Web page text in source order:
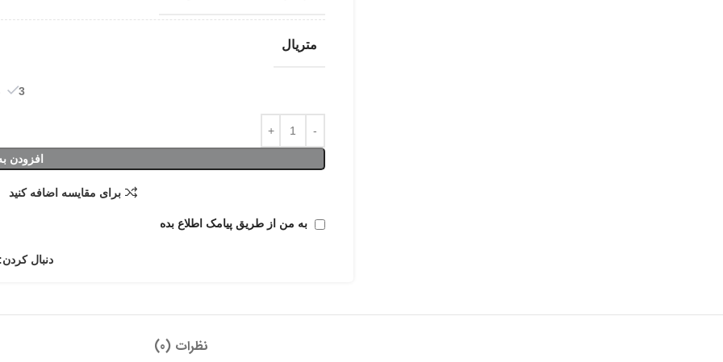
متریال
3 در انبار
افزودن
برای مقایسه اضافه کنید
به من از طریق پیامک اطلاع بده
دنبال کردن:
نظرات (0)